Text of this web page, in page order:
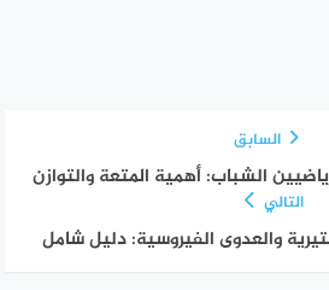
السابق
الشباب: أهمية المتعة والتوازن
التالي
والعدوى الفيروسية: دليل شامل